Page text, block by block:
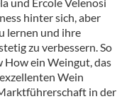
Getränke
Küchenartikel
hinter sich, aber
lernen und ihre
zu verbessern. So
ein Weingut, das
Wein
in der